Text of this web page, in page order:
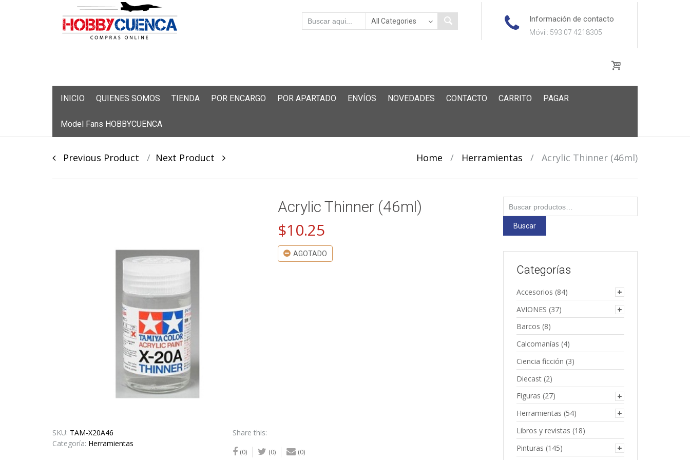
Información de contacto
Móvil: 593 07 4218305
INICIO QUIENES SOMOS TIENDA POR ENCARGO POR APARTADO ENVÍOS NOVEDADES CONTACTO CARRITO PAGAR
Model Fans HOBBYCUENCA
Post
Previous Product Next Product Home / Herramientas / Acrylic Thinner (46ml)
Acrylic Thinner (46ml)
$10.25
AGOTADO
SKU: TAM-X20A46
Categoría: Herramientas
Share this:
(0) (0) (0)
por:
Buscar
Categorías
Accesorios (84)
AVIONES (37)
Barcos (8)
Calcomanías (4)
Ciencia ficción (3)
Diecast (2)
Figuras (27)
Herramientas (54)
Libros y revistas (18)
Pinturas (145)